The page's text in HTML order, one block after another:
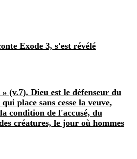
Exode 3, s'est révélé
(v.7). Dieu est le défenseur du
place sans cesse la veuve,
condition de l'accusé, du
créatures, le jour où hommes